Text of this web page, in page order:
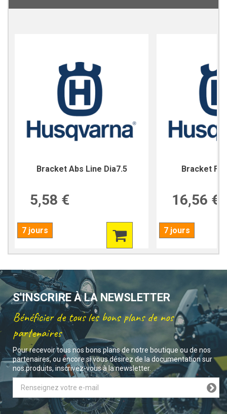
Bracket Abs Line Dia7.5
5,58 €
7 jours
Bracket
16,56 €
7 jours
S'INSCRIRE À LA NEWSLETTER
Bénéficier de tous les bons plans de nos
partenaires
Pour recevoir tous nos bons plans de notre boutique ou de nos
partenaires, ou encore si vous désirez de la documentation sur
nos produits, inscrivez-vous à la newsletter.